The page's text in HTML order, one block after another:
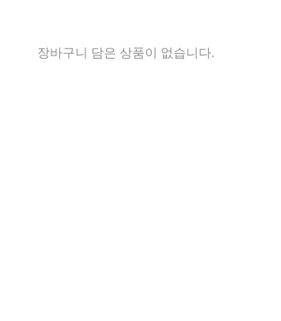
장바구니 담은 상품이 없습니다.